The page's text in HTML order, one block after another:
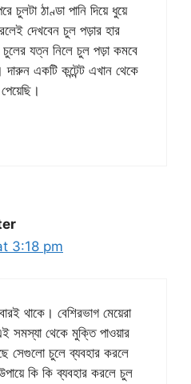
চুলটা ঠাণ্ডা পানি দিয়ে ধুয়ে
দেখবেন চুল পড়ার হার
যত্ন নিলে চুল পড়া কমবে
একটি কন্টেন্ট এখান থেকে
3:18 pm
থাকে। বেশিরভাগ মেয়েরা
সমস্যা থেকে মুক্তি পাওয়ার
সেগুলো চুলে ব্যবহার করলে
কি‌ কি ব্যবহার করলে চুল